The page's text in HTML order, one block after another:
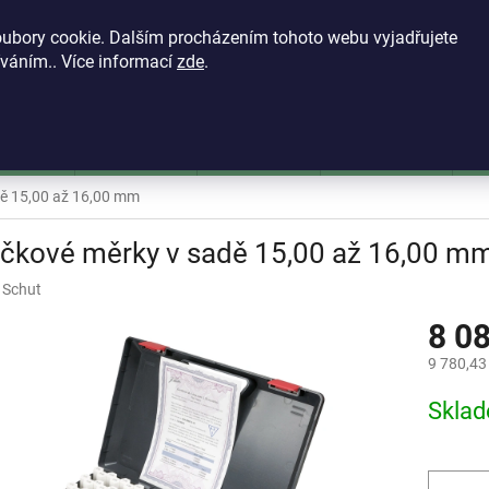
cookie. Dalším procházením tohoto webu vyjadřujete
Více informací zde.
15,00 až 16,00 mm
měrky v sadě 15,00 až 16,00
Schut
8
9 780,43
cena: